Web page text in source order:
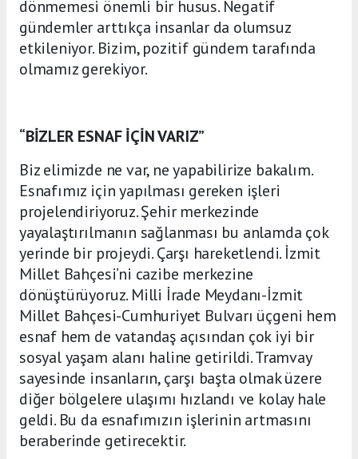
dönmemesi önemli bir husus. Negatif
gündemler arttıkça insanlar da olumsuz
etkileniyor. Bizim, pozitif gündem tarafında
olmamız gerekiyor.
“BİZLER ESNAF İÇİN VARIZ”
Biz elimizde ne var, ne yapabilirize bakalım.
Esnafımız için yapılması gereken işleri
projelendiriyoruz. Şehir merkezinde
yayalaştırılmanın sağlanması bu anlamda çok
yerinde bir projeydi. Çarşı hareketlendi. İzmit
Millet Bahçesi’ni cazibe merkezine
dönüştürüyoruz. Milli İrade Meydanı-İzmit
Millet Bahçesi-Cumhuriyet Bulvarı üçgeni hem
esnaf hem de vatandaş açısından çok iyi bir
sosyal yaşam alanı haline getirildi. Tramvay
sayesinde insanların, çarşı başta olmak üzere
diğer bölgelere ulaşımı hızlandı ve kolay hale
geldi. Bu da esnafımızın işlerinin artmasını
beraberinde getirecektir.